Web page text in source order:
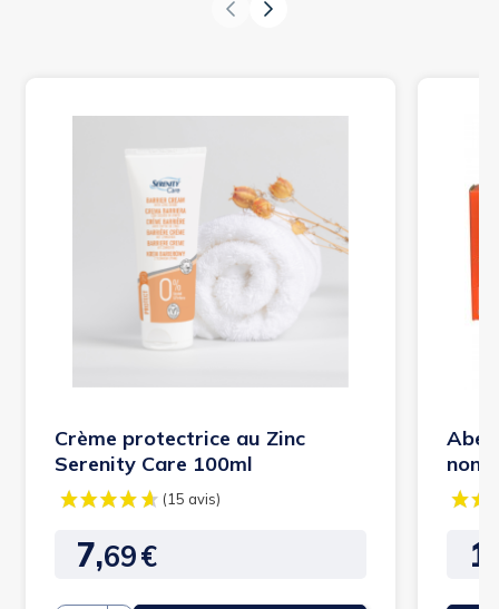
Crème protectrice au Zinc
Serenity Care 100ml
Prix
7,69€
non
Prix